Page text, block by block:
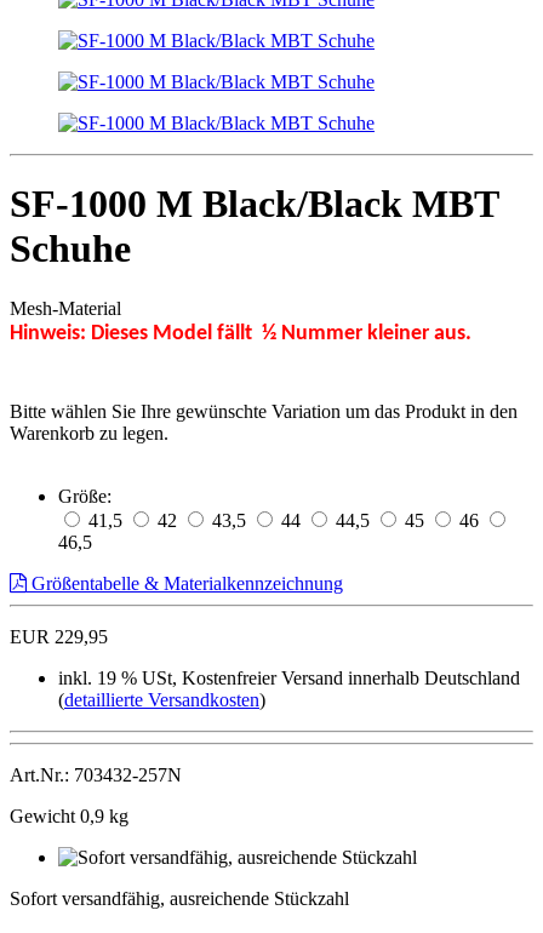
SF-1000 M Black/Black MBT
Schuhe
Mesh-Material
Hinweis: Dieses Model fällt ½ Nummer kleiner aus.
Bitte wählen Sie Ihre gewünschte Variation um das Produkt in den
Warenkorb zu legen.
Größe:
41,5
42 43,5 44 44,5 45
46
46,5
Größentabelle & Materialkennzeichnung
EUR 229,95
inkl. 19 % USt, Kostenfreier Versand innerhalb Deutschland
(detaillierte Versandkosten)
Art.Nr.: 703432-257N
Gewicht 0,9 kg
Sofort versandfähig, ausreichende Stückzahl